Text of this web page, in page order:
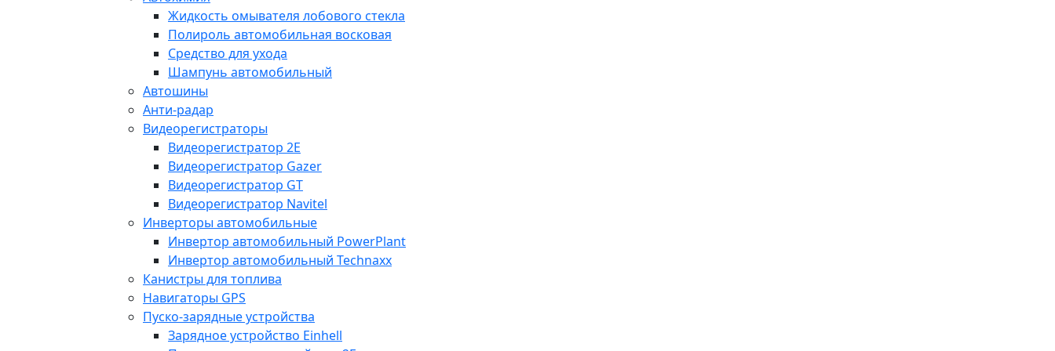
Жидкость омывателя лобового стекла
Полироль автомобильная восковая
Средство для ухода
Шампунь автомобильный
Автошины
Анти-радар
Видеорегистраторы
Видеорегистратор 2E
Видеорегистратор Gazer
Видеорегистратор GT
Видеорегистратор Navitel
Инверторы автомобильные
Инвертор автомобильный PowerPlant
Инвертор автомобильный Technaxx
Канистры для топлива
Навигаторы GPS
Пуско-зарядные устройства
Зарядное устройство Einhell